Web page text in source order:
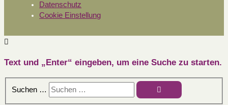
Datenschutz
Cookie Einstellung
Text und „Enter“ eingeben, um eine Suche zu starten.
Suchen …